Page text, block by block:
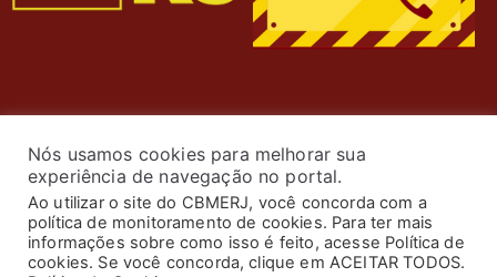
Nós usamos cookies para melhorar sua
experiência de navegação no portal.
Ao utilizar o site do CBMERJ, você concorda com a
política de monitoramento de cookies. Para ter mais
informações sobre como isso é feito, acesse Política de
cookies. Se você concorda, clique em ACEITAR TODOS.